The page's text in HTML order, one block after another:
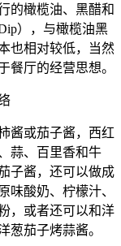
的橄榄油、黑醋和
），与橄榄油黑
也相对较低，当然
餐厅的经营思想。
酱或茄子酱，西红
蒜、百里香和牛
子酱，还可以做成
味酸奶、柠檬汁、
，或者还可以和洋
葱茄子烤蒜酱。